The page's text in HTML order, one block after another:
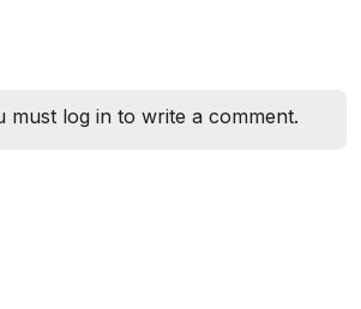
must log in to write a comment.